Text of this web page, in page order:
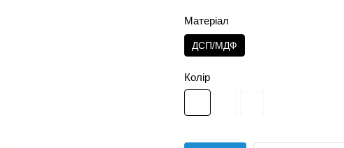
Матеріал
ДСП/МДФ
Колір